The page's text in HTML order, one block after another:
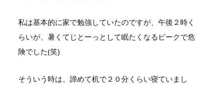
私は基本的に家で勉強していたのですが、午後２時く
らいが、暑くてじとーっとして眠たくなるピークで危
険でした(笑)
そういう時は、諦めて机で２０分くらい寝ていまし